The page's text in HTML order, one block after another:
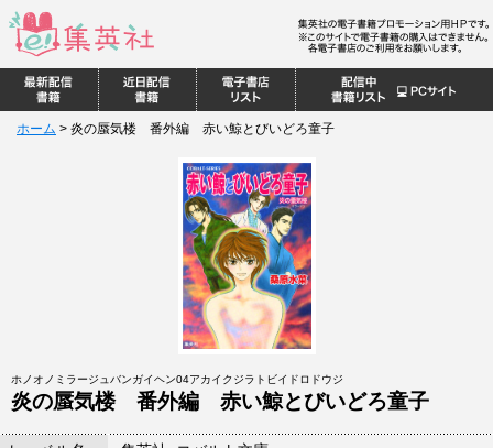
ホーム > 炎の蜃気楼 番外編 赤い鯨とびいどろ童子
ホノオノミラージュバンガイヘン04アカイクジラトビイドロドウジ
炎の蜃気楼 番外編 赤い鯨とびいどろ童子